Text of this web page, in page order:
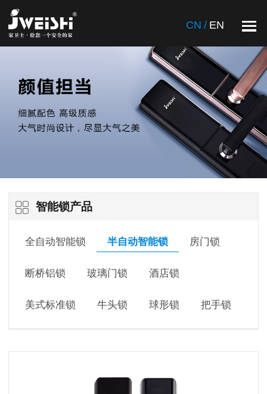
CN / EN
智能锁产品
全自动智能锁 半自动智能锁 房门锁
断桥铝锁 玻璃门锁 酒店锁
美式标准锁 牛头锁 球形锁 把手锁